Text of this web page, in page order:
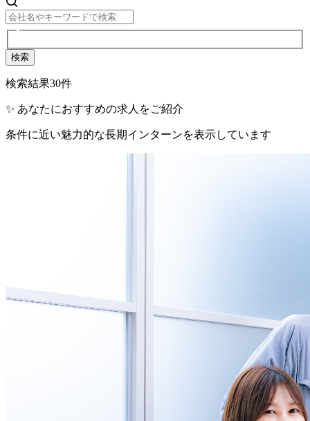
検索
検索結果30件
✨ あなたにおすすめの求人をご紹介
条件に近い魅力的な長期インターンを表示しています